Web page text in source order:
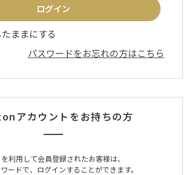
ままにする
パスワードをお忘れの方はこちら
アカウントをお持ちの方
利用して会員登録されたお客様は、
ードで、ログインすることができます。